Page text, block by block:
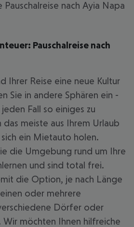
nach Ayia Napa
Pauschalreise nach
Ihrer Reise eine neue Kultur
Sie in andere Sphären ein -
Fall so einiges zu
das meiste aus Ihrem Urlaub
ein Mietauto holen.
die Umgebung rund um Ihre
und sind total frei.
die Option, je nach Länge
oder mehrere
Dörfer oder
Wir möchten Ihnen hilfreiche